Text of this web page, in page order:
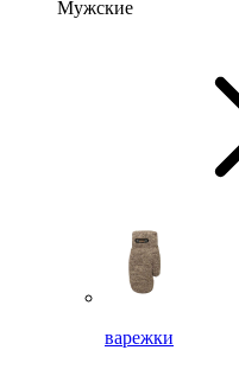
Мужские
варежки